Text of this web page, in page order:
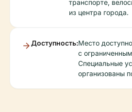
транспорте,
из центра города.
Доступность:Место
с
Специальные
организованы